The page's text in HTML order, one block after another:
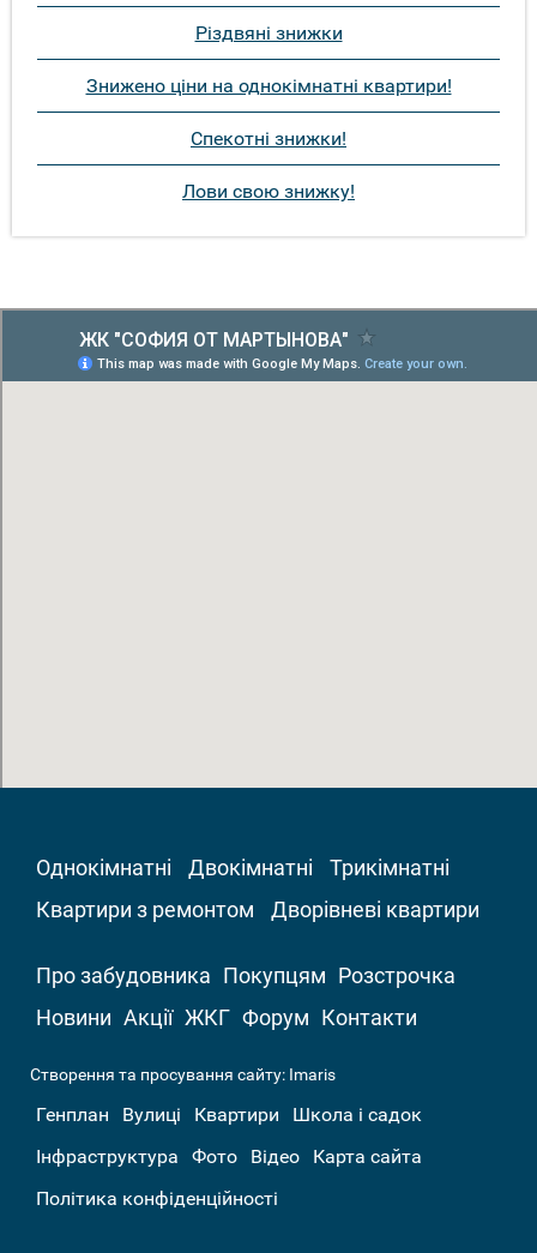
Різдвяні знижки
Знижено ціни на однокімнатні квартири!
Спекотні знижки!
Лови свою знижку!
Однокімнатні Двокімнатні
Трикімнатні
Квартири з ремонтом
Дворівневі квартири
Про забудовника Покупцям Розстрочка
Новини Акції ЖКГ Форум Контакти
Створення та просування сайту: Imaris
Генплан Вулиці Квартири
Школа і садок
Інфраструктура
Фото Відео
Карта сайта
Політика конфіденційності